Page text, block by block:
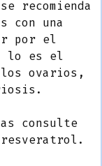
recomienda
con una
por el
lo es el
los ovarios,
consulte
resveratrol.